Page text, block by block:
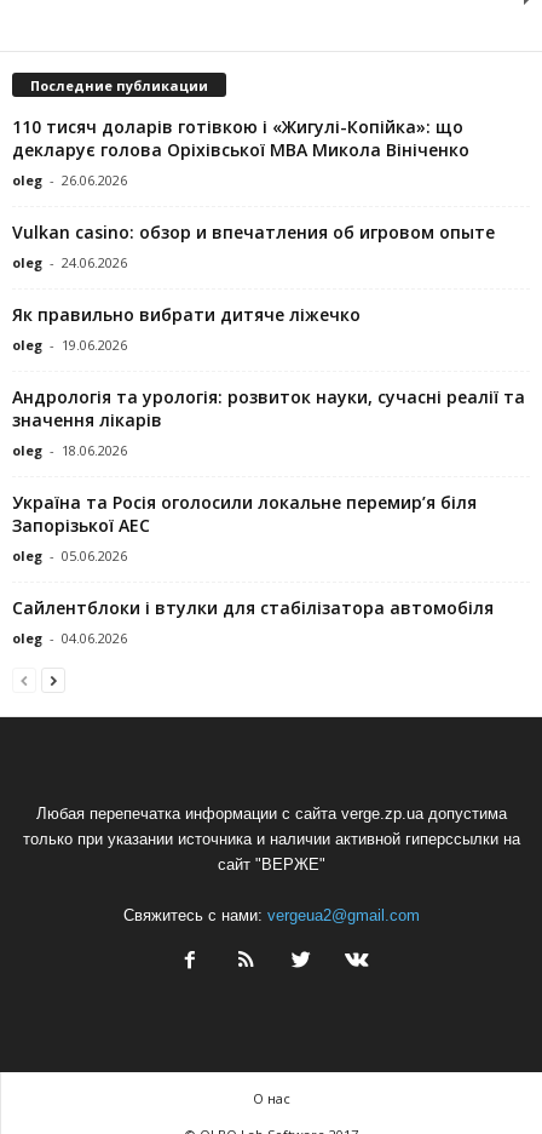
Последние публикации
110 тисяч доларів готівкою і «Жигулі-Копійка»: що
декларує голова Оріхівської МВА Микола Вініченко
oleg - 26.06.2026
Vulkan casino: обзор и впечатления об игровом опыте
oleg - 24.06.2026
Як правильно вибрати дитяче ліжечко
oleg - 19.06.2026
Андрологія та урологія: розвиток науки, сучасні реалії та
значення лікарів
oleg - 18.06.2026
Україна та Росія оголосили локальне перемир’я біля
Запорізької АЕС
oleg - 05.06.2026
Сайлентблоки і втулки для стабілізатора автомобіля
oleg - 04.06.2026
Любая перепечатка информации с сайта verge.zp.ua допустима
только при указании источника и наличии активной гиперссылки на
сайт "ВЕРЖЕ"
Свяжитесь с нами: vergeua2@gmail.com
О нас